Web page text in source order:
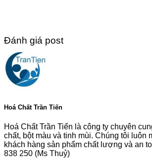
Đánh giá post
Hoá Chất Trần Tiến
Hoá Chất Trần Tiến là công ty chuyên
chất, bột màu và tinh mùi. Chúng tôi luôn
khách hàng sản phẩm chất lượng và an
838 250 (Ms Thuỷ)